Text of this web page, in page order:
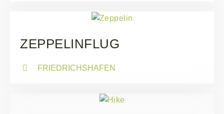
ZEPPELINFLUG
FRIEDRICHSHAFEN